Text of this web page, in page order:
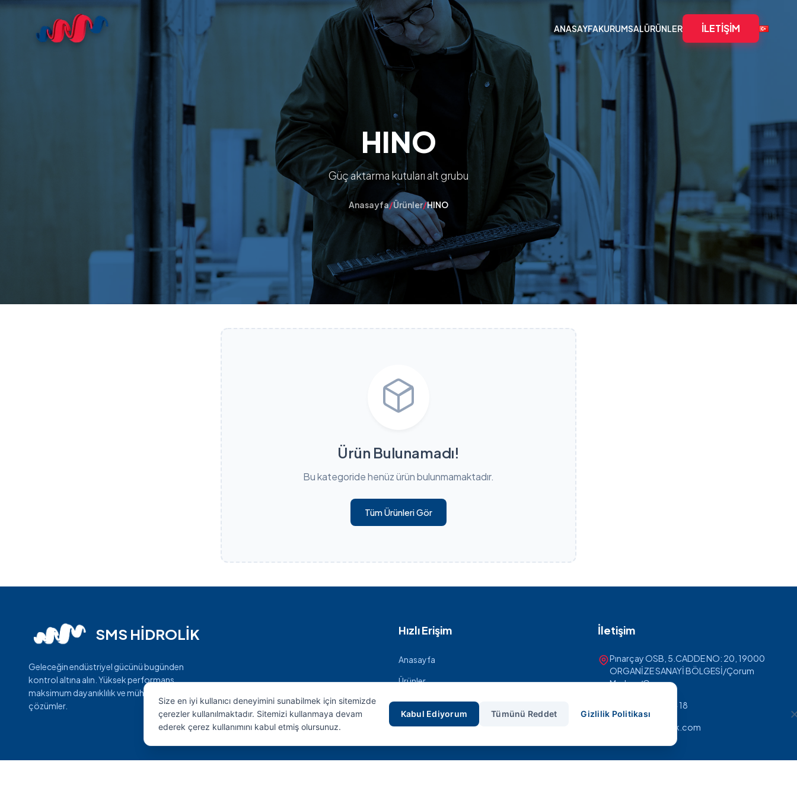
ANASAYFAKURUMSALÜRÜNLER İLETIŞIM
HINO
Güç aktarma kutuları alt grubu
Anasayfa/Ürünler/HINO
Ürün Bulunamadı!
Bu kategoride henüz ürün bulunmamaktadır.
Tüm Ürünleri Gör
SMS HİDROLİK
Geleceğin endüstriyel gücünü bugünden
kontrol altına alın. Yüksek performans,
maksimum dayanıklılık ve mühendislik harikası
çözümler.
Hızlı Erişim
Anasayfa
Ürünler
İletişim
İletişim
Pınarçay OSB, 5.CADDE NO: 20, 19000
ORGANİZE SANAYİ BÖLGESİ/Çorum
Merkez/Çorum
+90 (364) 234 84 18
info@smshidrolik.com
Size en iyi kullanıcı deneyimini sunabilmek için sitemizde
çerezler kullanılmaktadır. Sitemizi kullanmaya devam
ederek çerez kullanımını kabul etmiş olursunuz.
Kabul Ediyorum Tümünü Reddet Gizlilik Politikası